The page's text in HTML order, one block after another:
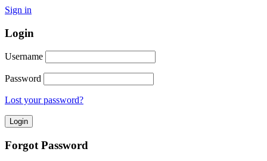
Sign in
Login
Username
Password
Lost your password?
Forgot Password